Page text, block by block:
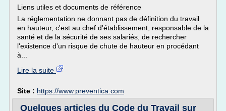
Liens utiles et documents de référence
La réglementation ne donnant pas de définition du travail
en hauteur, c'est au chef d'établissement, responsable de la
santé et de la sécurité de ses salariés, de rechercher
l'existence d'un risque de chute de hauteur en procédant
à...
Lire la suite
Site : https://www.preventica.com
Quelques articles du Code du Travail sur